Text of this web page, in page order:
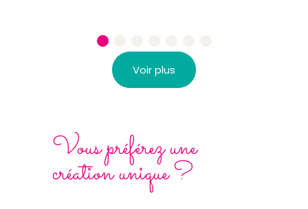
Voir plus
Vous préférez une
création unique ?